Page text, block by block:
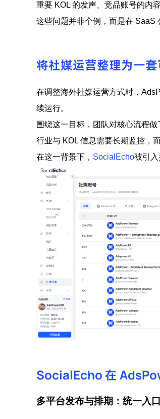
重要 KOL 的发声、竞品账号的内
这些问题并非个例，而是在 SaaS
将社媒运营整理为一
在调整海外社媒运营方式时，
续运行。
围绕这一目标，团队对核心流程
行业与 KOL 信息需要长期监控，
在这一背景下， SocialEcho被引入
SocialEcho 在
多平台发布与排期：统一入